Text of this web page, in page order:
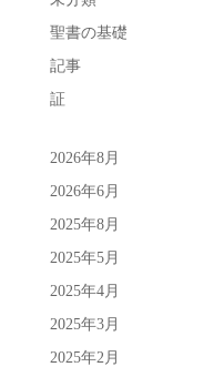
聖書の基礎
記事
証
2026年8月
2026年6月
2025年8月
2025年5月
2025年4月
2025年3月
2025年2月